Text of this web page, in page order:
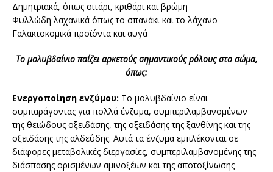
Δημητριακά, όπως σιτάρι, κριθάρι και βρώμη
Φυλλώδη λαχανικά όπως το σπανάκι και το λάχανο
Γαλακτοκομικά προϊόντα και αυγά
Το μολυβδαίνιο παίζει αρκετούς σημαντικούς ρόλους στο σώμα,
όπως:
Ενεργοποίηση ενζύμου: Το μολυβδαίνιο είναι
συμπαράγοντας για πολλά ένζυμα, συμπεριλαμβανομένων
της θειώδους οξειδάσης, της οξειδάσης της ξανθίνης και της
οξειδάσης της αλδεΰδης. Αυτά τα ένζυμα εμπλέκονται σε
διάφορες μεταβολικές διεργασίες, συμπεριλαμβανομένης της
διάσπασης ορισμένων αμινοξέων και της αποτοξίνωσης